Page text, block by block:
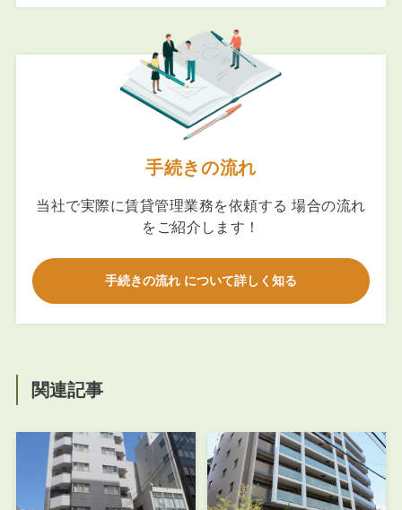
手続きの流れ
当社で実際に賃貸管理業務を依頼する 場合の流れ
をご紹介します！
手続きの流れ について詳しく知る
関連記事